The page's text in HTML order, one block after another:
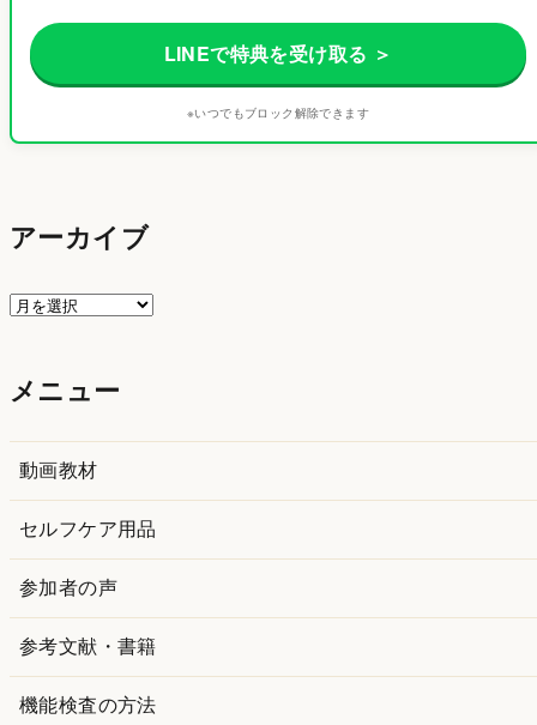
LINEで特典を受け取る ＞
※いつでもブロック解除できます
アーカイブ
ア
イ
メニュー
動画教材
セルフケア用品
参加者の声
参考文献・書籍
機能検査の方法